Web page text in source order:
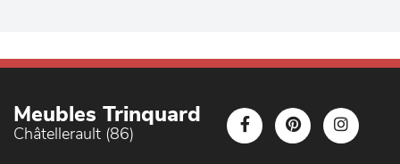
Meubles Trinquard
Châtellerault (86)